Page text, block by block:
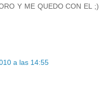
Y ME QUEDO CON EL ;)
a las 14:55